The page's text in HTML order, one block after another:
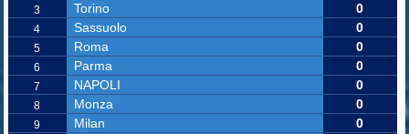
3 Torino 0
4 Sassuolo 0
5 Roma 0
6 Parma 0
7 NAPOLI 0
8 Monza 0
9 Milan 0